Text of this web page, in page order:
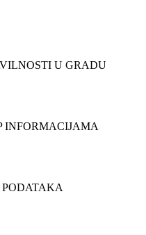
U GRADU
INFORMACIJAMA